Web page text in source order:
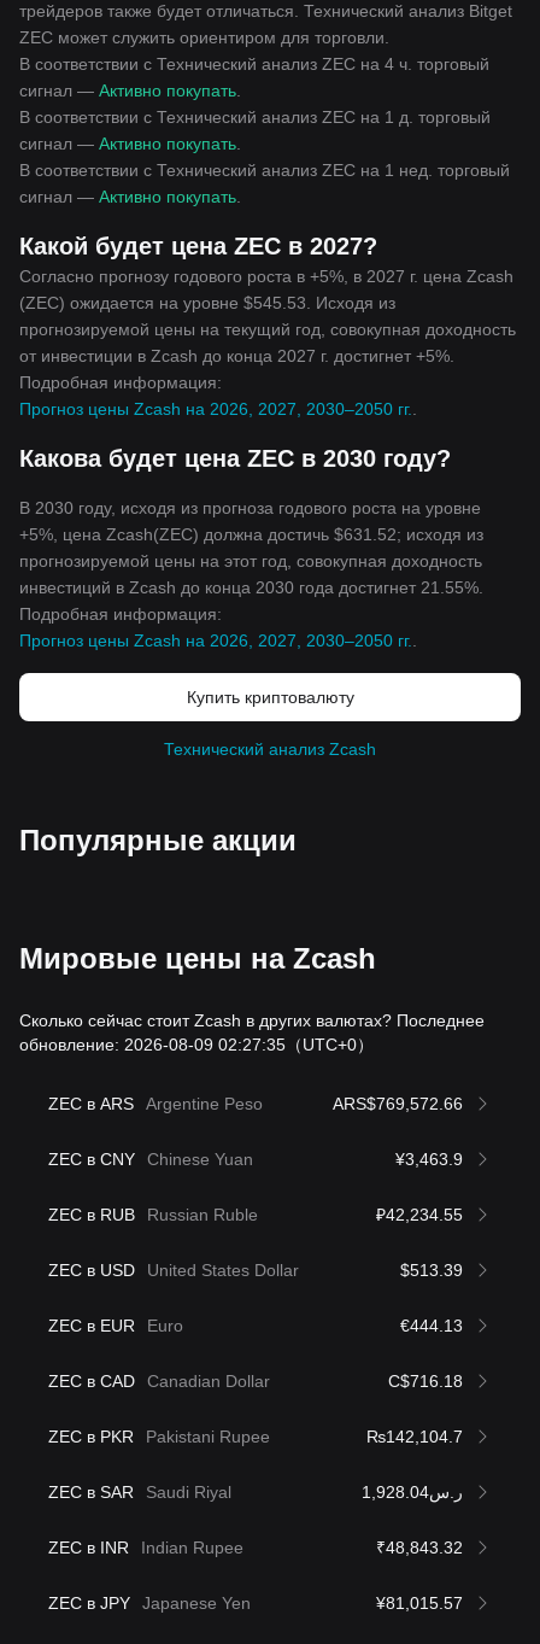
трейдеров также будет отличаться. Технический анализ Bitget
ZEC может служить ориентиром для торговли.
В соответствии с Технический анализ ZEC на 4 ч. торговый
сигнал — Активно покупать
В соответствии с Технический анализ ZEC на 1 д. торговый
сигнал — Активно покупать
В соответствии с Технический анализ ZEC на 1 нед. торговый
сигнал — Активно покупать
Какой будет цена ZEC в 2027?
Согласно прогнозу годового роста в +5%, в 2027 г. цена Zcash
(ZEC) ожидается на уровне $545.53. Исходя из
прогнозируемой цены на текущий год, совокупная доходность
от инвестиции в Zcash до конца 2027 г. достигнет +5%.
Подробная информация:
Прогноз цены Zcash на 2026, 2027, 2030–2050 гг.
Какова будет цена ZEC в 2030 году?
В 2030 году, исходя из прогноза годового роста на уровне
+5%, цена Zcash(ZEC) должна достичь $631.52; исходя из
прогнозируемой цены на этот год, совокупная доходность
инвестиций в Zcash до конца 2030 года достигнет 21.55%.
Подробная информация:
Прогноз цены Zcash на 2026, 2027, 2030–2050 гг.
Купить криптовалюту
Технический анализ Zcash
Популярные акции
Мировые цены на Zcash
Сколько сейчас стоит Zcash в других валютах? Последнее
обновление: 2026-08-09 02:27:35 （UTC+0）
ZEC в ARS Argentine Peso ARS$769,572.66
ZEC в CNY Chinese Yuan ¥3,463.9
ZEC в RUB Russian Ruble ₽42,234.55
ZEC в USD United States Dollar $513.39
ZEC в EUR Euro €444.13
ZEC в CAD Canadian Dollar C$716.18
ZEC в PKR Pakistani Rupee ₨142,104.7
ZEC в SAR Saudi Riyal ر.س1,928.04
ZEC в INR Indian Rupee ₹48,843.32
ZEC в JPY Japanese Yen ¥81,015.57